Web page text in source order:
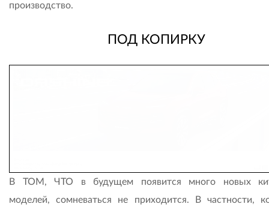
производство.
ПОД КОПИРКУ
В ТОМ, ЧТО в будущем появится много новых
моделей, сомневаться не приходится. В частности,